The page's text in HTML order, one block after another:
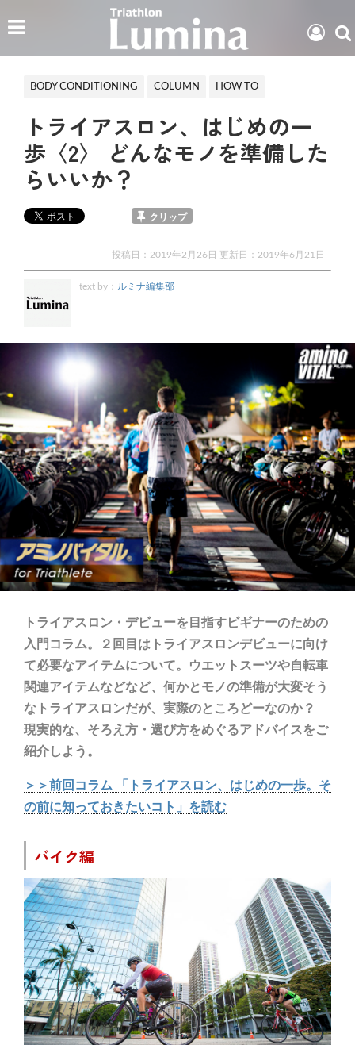
BODY CONDITIONING COLUMN HOW TO
トライアスロン、はじめの一
歩〈2〉 どんなモノを準備した
らいいか？
クリップ
投稿日：2019年2月26日 更新日： 2019年6月21日
text by： ルミナ編集部
トライアスロン・デビューを目指すビギナーのための
入門コラム。２回目はトライアスロンデビューに向け
て必要なアイテムについて。ウエットスーツや自転車
関連アイテムなどなど、何かとモノの準備が大変そう
なトライアスロンだが、実際のところどーなのか？
現実的な、そろえ方・選び方をめぐるアドバイスをご
紹介しよう。
＞＞前回コラム 「トライアスロン、はじめの一歩。そ
の前に知っておきたいコト」を読む
バイク編